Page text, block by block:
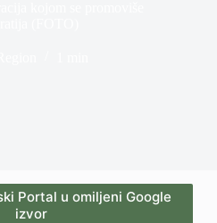
Portal u omiljeni Google
izvor